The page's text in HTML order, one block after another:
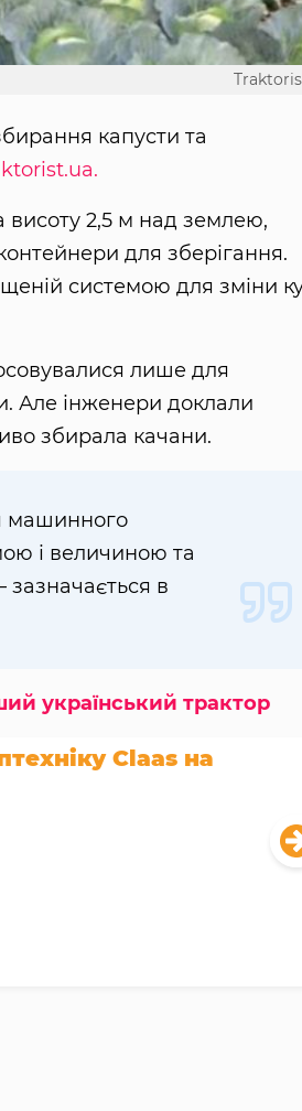
капусти та
висоту 2,5 м над землею,
для зберігання.
системою для зміни
лише для
Але інженери доклали
збирала качани.
машинного
і величиною та
в
український трактор
Claas на